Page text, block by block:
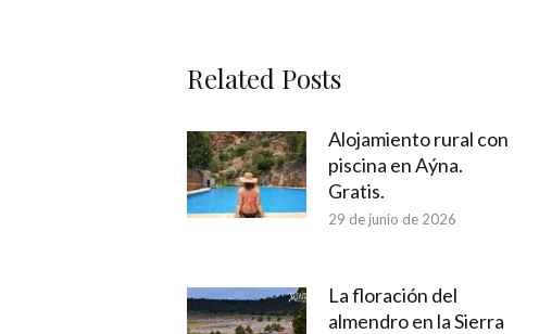
Related Posts
Alojamiento rural con
piscina en Aýna.
Gratis.
29 de junio de 2026
La floración del
almendro en la Sierra